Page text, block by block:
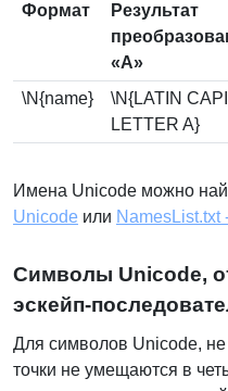
Формат
Результат
«A»
\N{name}
\N{LATIN
LETTER A}
Имена Unicode можно
Unicode или NamesList.txt
Символы Unicode,
эскейп-
Для символов Unicode,
точки не умещаются в